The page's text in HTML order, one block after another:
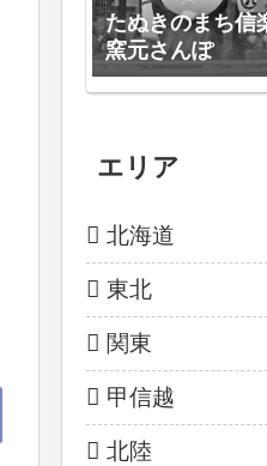
たぬきのまち信
窯元さんぽ
エリア
北海道
東北
関東
甲信越
北陸